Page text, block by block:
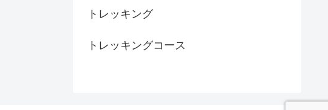
トレッキング
トレッキングコース